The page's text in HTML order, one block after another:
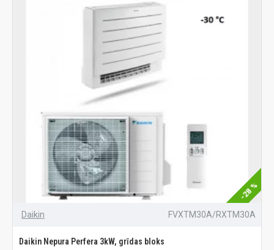
-28 %
Daikin FVXTM30A/RXTM30A
Daikin Nepura Perfera 3kW, grīdas bloks